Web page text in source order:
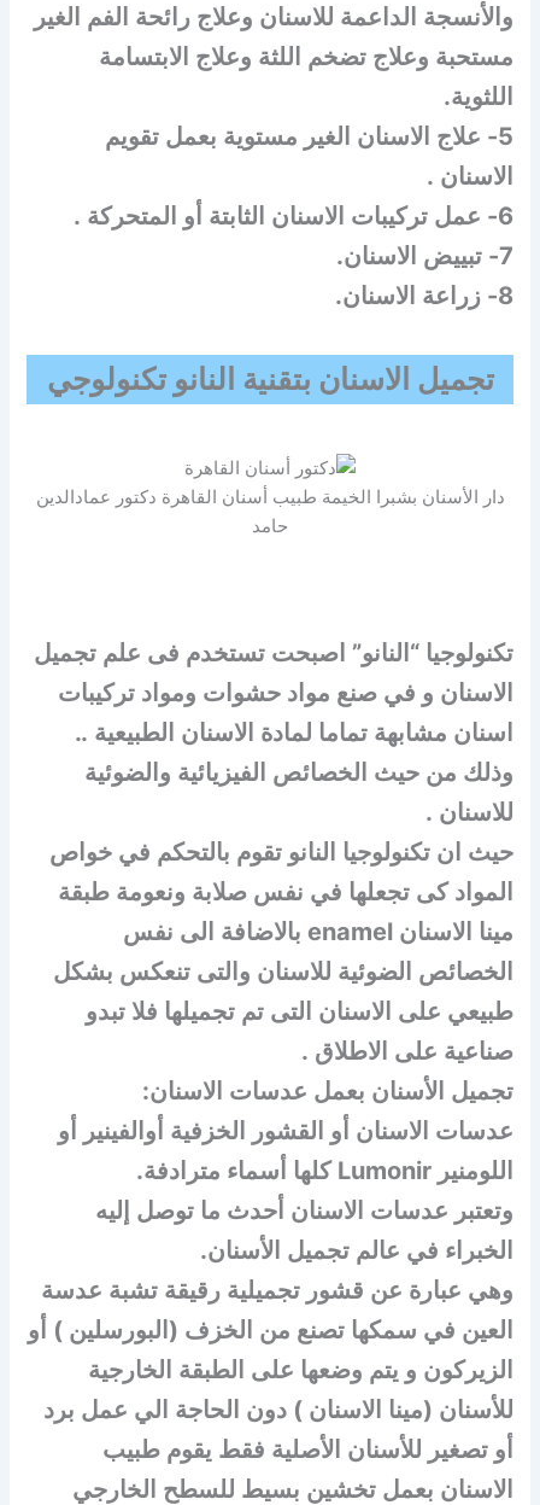
والأنسجة الداعمة للاسنان وعلاج رائحة الفم الغير
مستحبة وعلاج تضخم اللثة وعلاج الابتسامة
اللثوية.
5- علاج الاسنان الغير مستوية بعمل تقويم
الاسنان .
6- عمل تركيبات الاسنان الثابتة أو المتحركة .
7- تبييض الاسنان.
8- زراعة الاسنان.
تجميل الاسنان بتقنية النانو تكنولوجي
دار الأسنان بشبرا الخيمة طبيب أسنان القاهرة دكتور عمادالدين
حامد
تكنولوجيا “النانو” اصبحت تستخدم فى علم تجميل
الاسنان و في صنع مواد حشوات ومواد تركيبات
اسنان مشابهة تماما لمادة الاسنان الطبيعية ..
وذلك من حيث الخصائص الفيزيائية والضوئية
للاسنان .
حيث ان تكنولوجيا النانو تقوم بالتحكم في خواص
المواد كى تجعلها في نفس صلابة ونعومة طبقة
مينا الاسنان enamel بالاضافة الى نفس
الخصائص الضوئية للاسنان والتى تنعكس بشكل
طبيعي على الاسنان التى تم تجميلها فلا تبدو
صناعية على الاطلاق .
تجميل الأسنان بعمل عدسات الاسنان:
عدسات الاسنان أو القشور الخزفية أوالفينير أو
اللومنير Lumonir كلها أسماء مترادفة.
وتعتبر عدسات الاسنان أحدث ما توصل إليه
الخبراء في عالم تجميل الأسنان.
وهي عبارة عن قشور تجميلية رقيقة تشبة عدسة
العين في سمكها تصنع من الخزف (البورسلين ) أو
الزيركون و يتم وضعها على الطبقة الخارجية
للأسنان (مينا الاسنان ) دون الحاجة الي عمل برد
أو تصغير للأسنان الأصلية فقط يقوم طبيب
الاسنان بعمل تخشين بسيط للسطح الخارجي